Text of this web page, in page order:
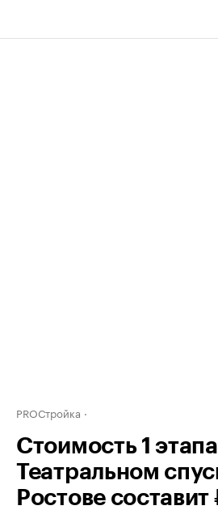
PROСтройка
Стоимость 1
Театральном
Ростове